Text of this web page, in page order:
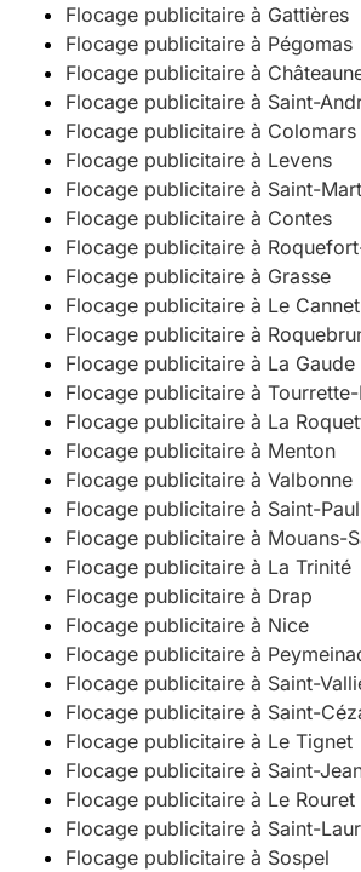
Flocage publicitaire à Gattières
Flocage publicitaire à Pégomas
Flocage publicitaire à
Flocage publicitaire à Saint-
Flocage publicitaire à Colomars
Flocage publicitaire à Levens
Flocage publicitaire à Saint-
Flocage publicitaire à Contes
Flocage publicitaire à
Flocage publicitaire à Grasse
Flocage publicitaire à Le Cannet
Flocage publicitaire à
Flocage publicitaire à La Gaude
Flocage publicitaire à
Flocage publicitaire à La
Flocage publicitaire à Menton
Flocage publicitaire à Valbonne
Flocage publicitaire à Saint-
Flocage publicitaire à Mouans-
Flocage publicitaire à La Trinité
Flocage publicitaire à Drap
Flocage publicitaire à Nice
Flocage publicitaire à
Flocage publicitaire à Saint-
Flocage publicitaire à Saint-
Flocage publicitaire à Le Tignet
Flocage publicitaire à Saint-
Flocage publicitaire à Le Rouret
Flocage publicitaire à Saint-
Flocage publicitaire à Sospel